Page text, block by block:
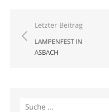
Beitragsnavigation
Letzter Beitrag
LAMPENFEST IN
ASBACH
Search